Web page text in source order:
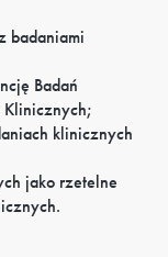
badaniami
Badań
Klinicznych;
klinicznych
jako rzetelne